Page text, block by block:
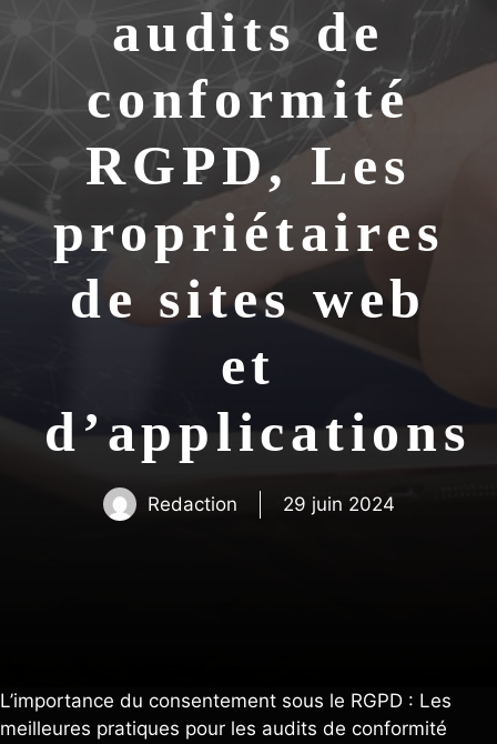
audits de
conformité
RGPD, Les
propriétaires
de sites web
et
d’applications
Redaction 29 juin 2024
L’importance du consentement sous le RGPD : Les
meilleures pratiques pour les audits de conformité